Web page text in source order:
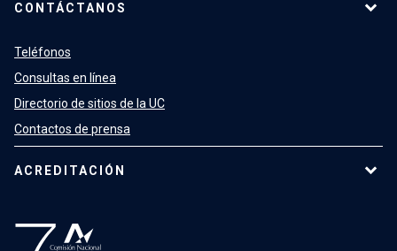
CONTÁCTANOS
Teléfonos
Consultas en línea
Directorio de sitios de la UC
Contactos de prensa
ACREDITACIÓN